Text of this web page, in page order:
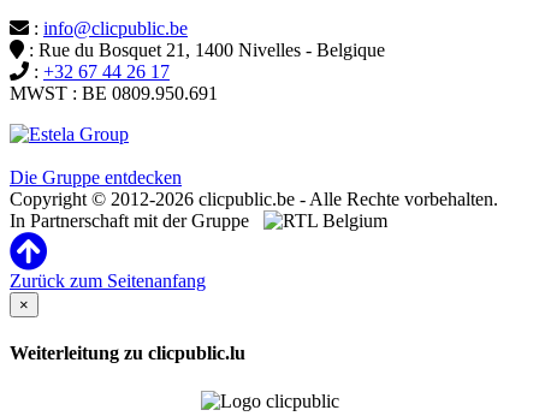
: info@clicpublic.be
: Rue du Bosquet 21, 1400 Nivelles - Belgique
: +32 67 44 26 17
MWST : BE 0809.950.691
Die Gruppe entdecken
Copyright © 2012-2026 clicpublic.be - Alle Rechte vorbehalten.
In Partnerschaft mit der Gruppe
Zurück zum Seitenanfang
×
Weiterleitung zu clicpublic.lu